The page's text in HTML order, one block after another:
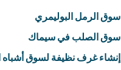
سوق الرمل البوليمري
سوق الصلب في سيماك
إنشاء غرف نظيفة لسوق أشباه